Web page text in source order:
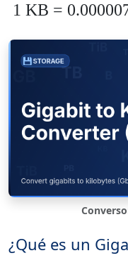
1 KB =
¿Qué es un